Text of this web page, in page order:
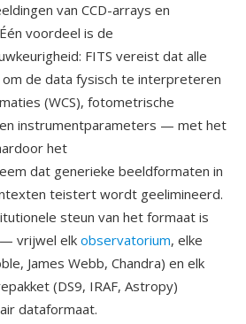
van CCD-arrays en
voordeel is de
FITS vereist dat alle
de data fysisch te interpreteren
(WCS), fotometrische
instrumentparameters — met het
het
dat generieke beeldformaten in
teistert wordt geelimineerd.
steun van het formaat is
vrijwel elk observatorium, elke
James Webb, Chandra) en elk
(DS9, IRAF, Astropy)
dataformaat.